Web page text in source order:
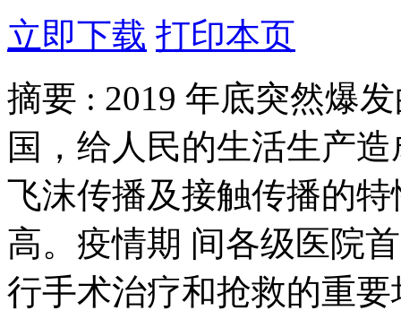
立即下载 打印本页
摘要 : 2019 年底突然爆
国，给人民的生活生产
飞沫传播及接触传播的
高。疫情期 间各级医院
行手术治疗和抢救的重